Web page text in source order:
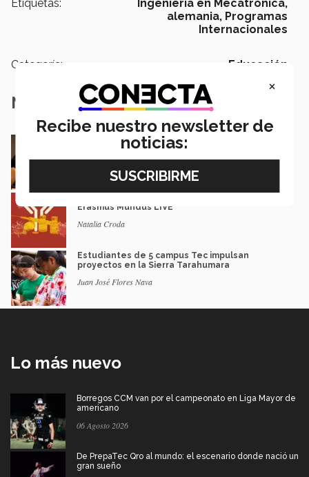
Etiquetas:
Ingeniería en Mecatrónica,
alemania, Programas
Internacionales
Categoría: Educación
Notas Relacionadas
En la ONU: mexicana y EXATEC representó en
Nueva York a la juventud
Erasmus Mundus LIVE
Natalia Croda
Estudiantes de 5 campus Tec impulsan
proyectos en la Sierra Tarahumara
Juan José Flores Nava
Lo más nuevo
Borregos CCM van por el campeonato en Liga Mayor de
americano
06 Agosto 2026
De PrepaTec Qro al mundo: el escenario donde nació un
gran sueño
×
Recibe nuestro newsletter de
noticias: